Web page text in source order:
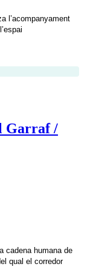
l’acompanyament
Garraf /
cadena humana de
qual el corredor